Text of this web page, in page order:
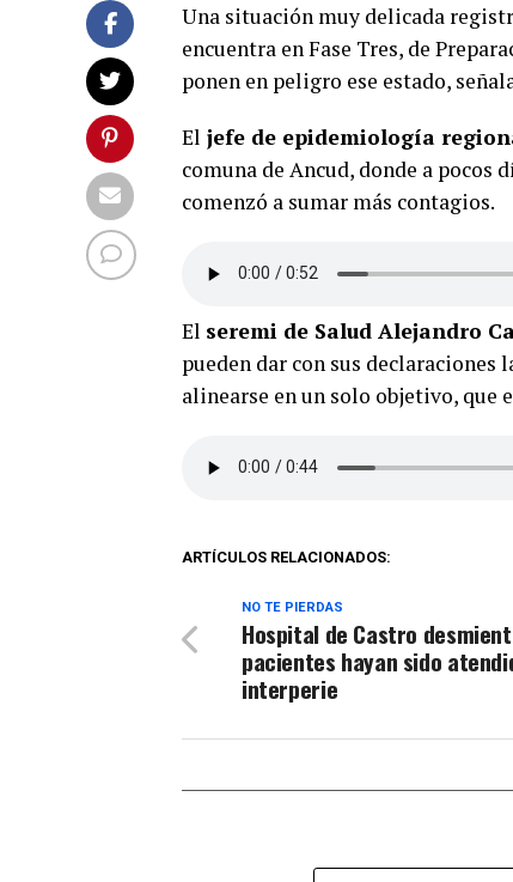
Una situación muy delicada
encuentra en Fase Tres, de
ponen en peligro ese estado,
El jefe de epidemiología
comuna de Ancud, donde a pocos
comenzó a sumar más contagios.
El seremi de Salud Alejandro
pueden dar con sus declaraciones
alinearse en un solo objetivo, que
ARTÍCULOS RELACIONADOS:
NO TE PIERDAS
Hospital de Castro
pacientes hayan sido
interperie